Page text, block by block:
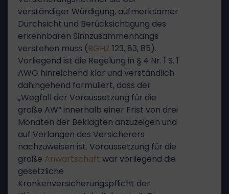
verständiger Würdigung, aufmerksamer
Durchsicht und Berücksichtigung des
erkennbaren Sinnzusammenhangs
verstehen muss (BGHZ 123, 83, 85).
Vorliegend ist die Regelung in § 4 Nr. 1 S. 1
AWG hinreichend klar und verständlich
dahingehend formuliert, dass der
„Wegfall der Voraussetzung für die
große AW“ innerhalb einer Frist von drei
Monaten der Beklagten anzuzeigen und
auf Verlangen des Versicherers
nachzuweisen ist. Voraussetzung für die
große Anwartschaft war vorliegend die
gesetzliche
Krankenversicherungspflicht der